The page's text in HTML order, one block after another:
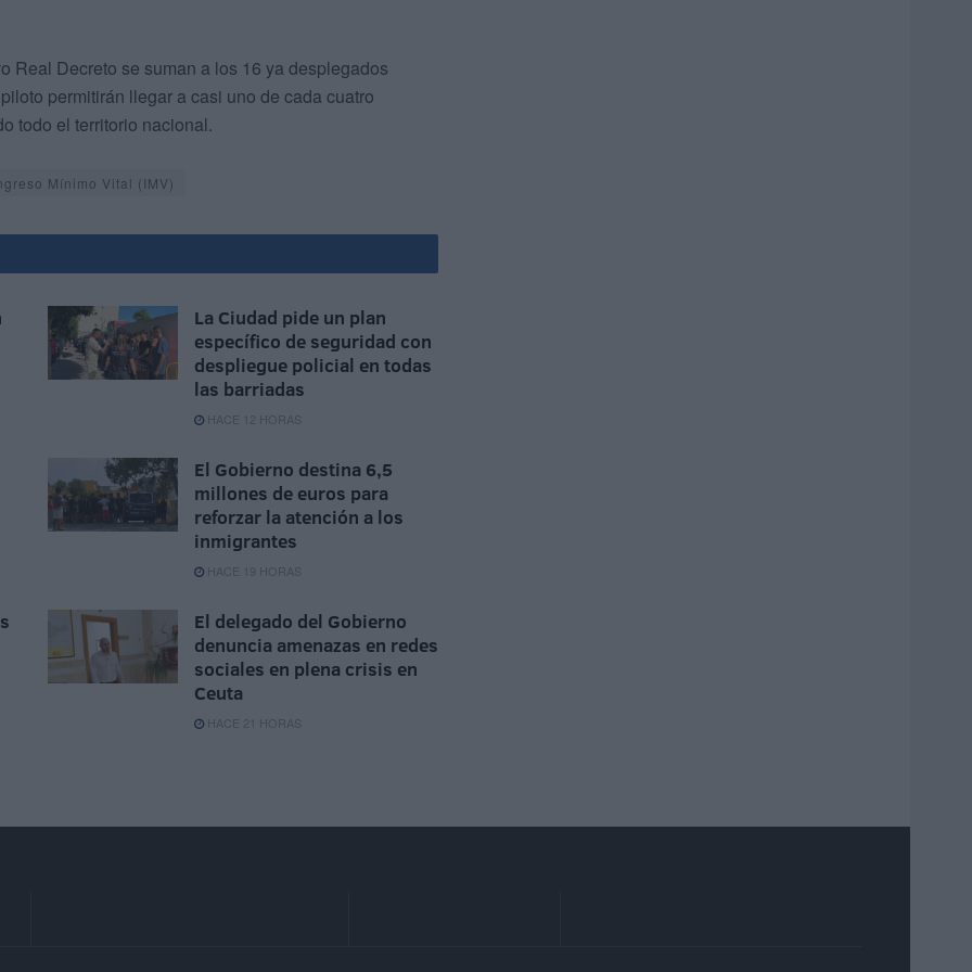
Real Decreto se suman a los 16 ya desplegados
permitirán llegar a casi uno de cada cuatro
todo el territorio nacional.
Mínimo Vital (IMV)
La Ciudad pide un plan
específico de seguridad con
despliegue policial en todas
las barriadas
HACE 12 HORAS
El Gobierno destina 6,5
millones de euros para
reforzar la atención a los
inmigrantes
HACE 19 HORAS
El delegado del Gobierno
denuncia amenazas en redes
sociales en plena crisis en
Ceuta
HACE 21 HORAS